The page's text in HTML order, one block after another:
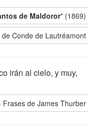
de Maldoror" (1869)
de Conde de Lautréamont
irán al cielo, y muy,
Frases de James Thurber